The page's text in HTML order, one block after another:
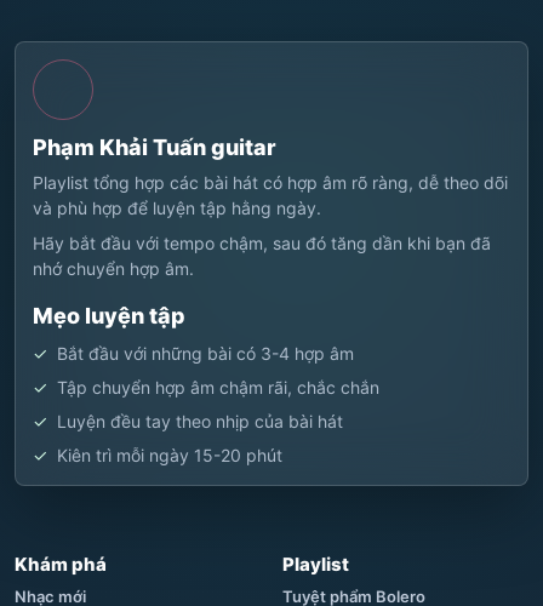
Phạm Khải Tuấn guitar
Playlist tổng hợp các bài hát có hợp âm rõ ràng, dễ theo dõi
và phù hợp để luyện tập hằng ngày.
Hãy bắt đầu với tempo chậm, sau đó tăng dần khi bạn đã
nhớ chuyển hợp âm.
Mẹo luyện tập
Bắt đầu với những bài có 3-4 hợp âm
Tập chuyển hợp âm chậm rãi, chắc chắn
Luyện đều tay theo nhịp của bài hát
Kiên trì mỗi ngày 15-20 phút
Khám phá
Nhạc mới
Playlist
Tuyệt phẩm Bolero